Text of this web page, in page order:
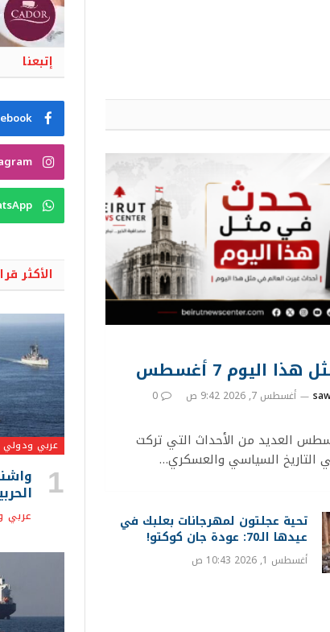
اليوم 7 أغسطس
أغسطس 7, 2026 9:42 ص
0
يوم 7 أغسطس العديد من الأحداث التي تركت
التاريخ السياسي والعسكري…
تحية عجلتون لمهرجانات بعلبك في
عيدها الـ70: عودة جان كوكتو!
أغسطس 1, 2026 10:43 ص
إتبعنا
الأكثر
عربي ودولي
عربي